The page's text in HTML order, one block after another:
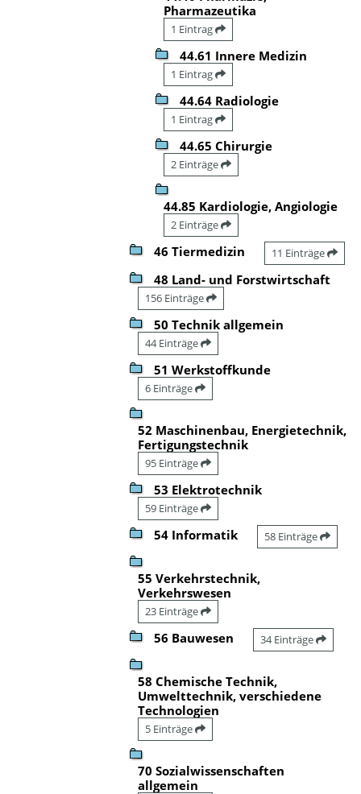
Pharmazeutika
1 Eintrag
44.61 Innere Medizin
1 Eintrag
44.64 Radiologie
1 Eintrag
44.65 Chirurgie
2 Einträge
44.85 Kardiologie, Angiologie
2 Einträge
46 Tiermedizin 11 Einträge
48 Land- und Forstwirtschaft
156 Einträge
50 Technik allgemein
44 Einträge
51 Werkstoffkunde
6 Einträge
52 Maschinenbau, Energietechnik,
Fertigungstechnik
95 Einträge
53 Elektrotechnik
59 Einträge
54 Informatik 58 Einträge
55 Verkehrstechnik,
Verkehrswesen
23 Einträge
56 Bauwesen 34 Einträge
58 Chemische Technik,
Umwelttechnik, verschiedene
Technologien
5 Einträge
70 Sozialwissenschaften
allgemein